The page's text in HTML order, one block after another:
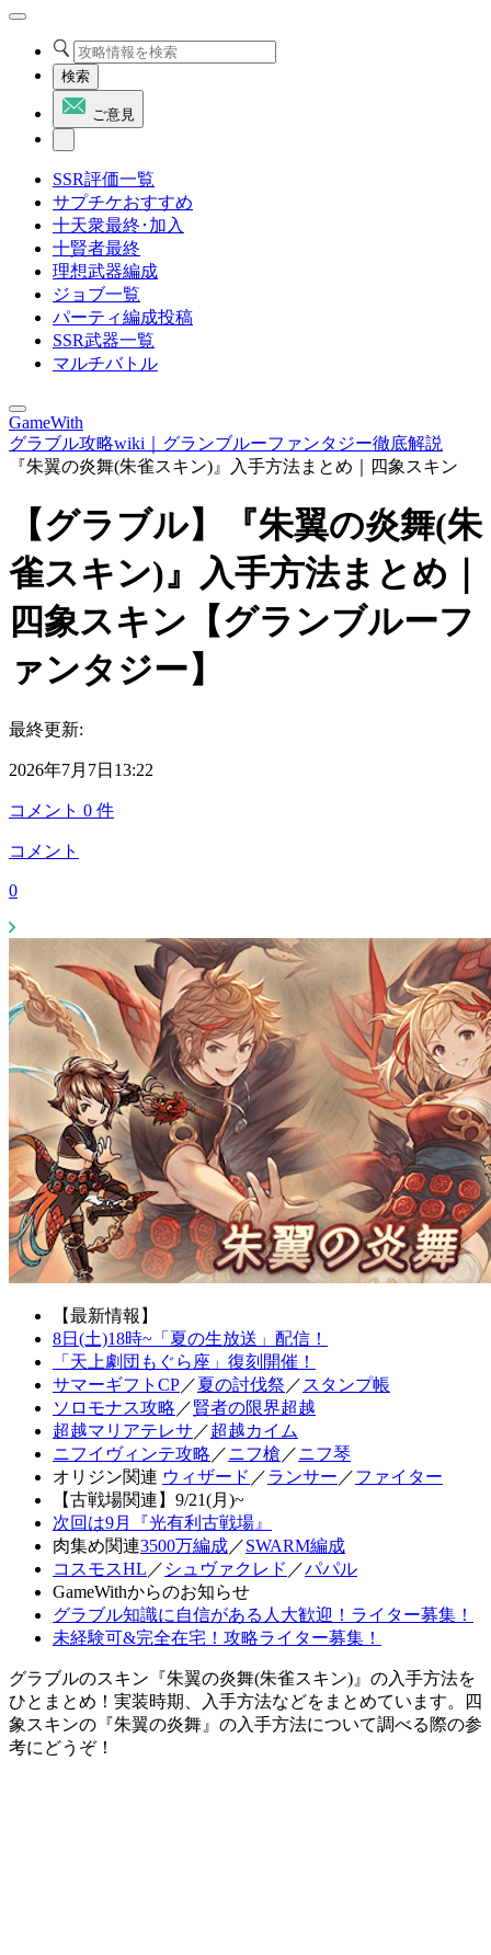
検索
ご意見
SSR評価一覧
サプチケおすすめ
十天衆最終･加入
十賢者最終
理想武器編成
ジョブ一覧
パーティ編成投稿
SSR武器一覧
マルチバトル
GameWith
グラブル攻略wiki｜グランブルーファンタジー徹底解説
『朱翼の炎舞(朱雀スキン)』入手方法まとめ｜四象スキン
【グラブル】『朱翼の炎舞(朱
雀スキン)』入手方法まとめ｜
四象スキン【グランブルーフ
ァンタジー】
最終更新:
2026年7月7日13:22
コメント 0 件
コメント
0
【最新情報】
8日(土)18時~「夏の生放送」配信！
「天上劇団もぐら座」復刻開催！
サマーギフトCP／夏の討伐祭 ／ スタンプ帳
ソロモナス攻略 ／賢者の限界超越
超越マリアテレサ ／超越カイム
ニフイヴィンテ攻略 ／ニフ槍 ／ニフ琴
オリジン関連 ウィザード ／ランサー ／ファイター
【古戦場関連】9/21(月)~
次回は9月『光有利古戦場』
肉集め関連3500万編成／SWARM編成
コスモスHL ／ シュヴァクレド ／パパル
GameWithからのお知らせ
グラブル知識に自信がある人大歓迎！ライター募集！
未経験可&完全在宅！攻略ライター募集！
グラブルのスキン『朱翼の炎舞(朱雀スキン)』の入手方法を
ひとまとめ！実装時期、入手方法などをまとめています。四
象スキンの『朱翼の炎舞』の入手方法について調べる際の参
考にどうぞ！